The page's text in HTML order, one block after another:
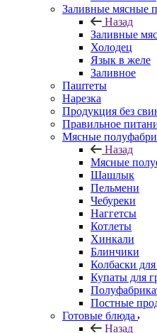
Заливные мясные
Назад
Заливные
Холодец
Язык в желе
Заливное
Паштеты
Нарезка
Продукция без
Правильное
Мясные
Назад
Мясные
Шашлык
Пельмени
Чебуреки
Наггетсы
Котлеты
Хинкали
Блинчики
Колбаски
Купаты для
Постные
Готовые блюда
Назад